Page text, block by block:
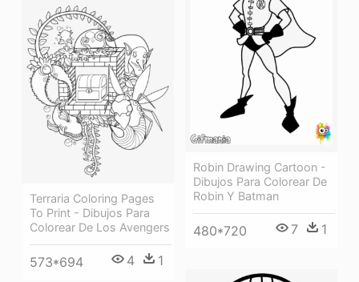
Robin Drawing Cartoon -
Dibujos Para Colorear De
Robin Y Batman
480*720 7 1
Terraria Coloring Pages
To Print - Dibujos Para
Colorear De Los Avengers
573*694 4 1